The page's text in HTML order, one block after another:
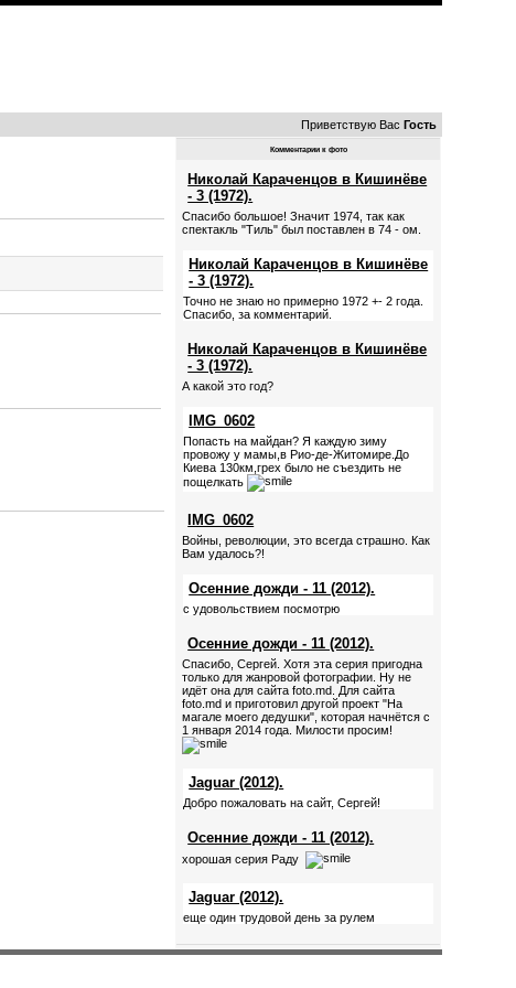
Приветствую Вас Гость
Комментарии к фото
Николай Караченцов в Кишинёве
- 3 (1972).
Спасибо большое! Значит 1974, так как
спектакль "Тиль" был поставлен в 74 - ом.
Николай Караченцов в Кишинёве
- 3 (1972).
Точно не знаю но примерно 1972 +- 2 года.
Спасибо, за комментарий.
Николай Караченцов в Кишинёве
- 3 (1972).
А какой это год?
IMG_0602
Попасть на майдан? Я каждую зиму
провожу у мамы,в Рио-де-Житомире.До
Киева 130км,грех было не съездить не
пощелкать
IMG_0602
Войны, революции, это всегда страшно. Как
Вам удалось?!
Осенние дожди - 11 (2012).
с удовольствием посмотрю
Осенние дожди - 11 (2012).
Спасибо, Сергей. Хотя эта серия пригодна
только для жанровой фотографии. Ну не
идёт она для сайта foto.md. Для сайта
foto.md и приготовил другой проект "На
магале моего дедушки", которая начнётся с
1 января 2014 года. Милости просим!
Jaguar (2012).
Добро пожаловать на сайт, Сергей!
Осенние дожди - 11 (2012).
хорошая серия Раду
Jaguar (2012).
еще один трудовой день за рулем